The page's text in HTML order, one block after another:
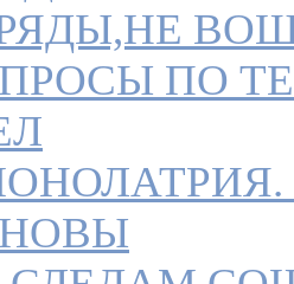
ПО